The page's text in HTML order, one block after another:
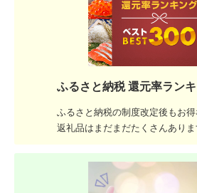
ふるさと納税 還元率ラン
ふるさと納税の制度改定後もお得
返礼品はまだまだたくさんありま